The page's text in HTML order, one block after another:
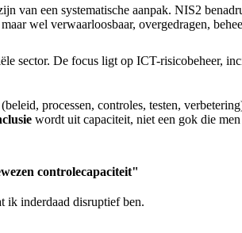
van een systematische aanpak. NIS2
wel verwaarloosbaar, overgedragen,
sector. De focus ligt op ICT-risicobeheer,
processen, controles, testen,
wordt uit capaciteit, niet een gok die
controlecapaciteit"
ik inderdaad disruptief ben.